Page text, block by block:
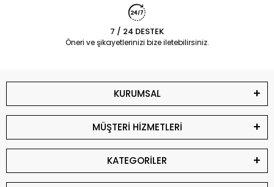
7 / 24 DESTEK
Öneri ve şikayetlerinizi bize iletebilirsiniz.
KURUMSAL
MÜŞTERİ HİZMETLERİ
KATEGORİLER